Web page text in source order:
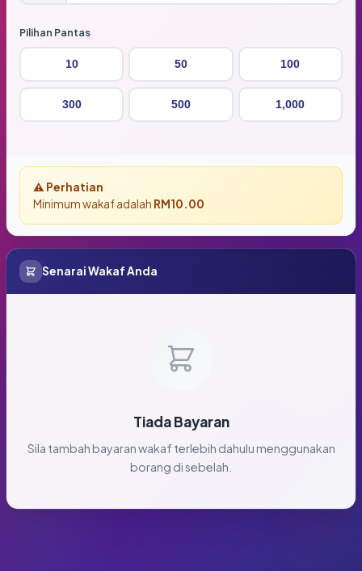
Senarai Wakaf Anda
Tiada Bayaran
Sila tambah bayaran wakaf terlebih dahulu menggunakan
borang di sebelah.
Pilihan Pantas
10 50 100
300 500 1,000
⚠️ Perhatian
Minimum wakaf adalah RM10.00